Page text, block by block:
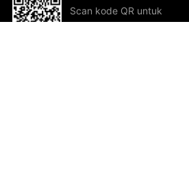
Scan kode QR untuk
mengunduh sekarang!